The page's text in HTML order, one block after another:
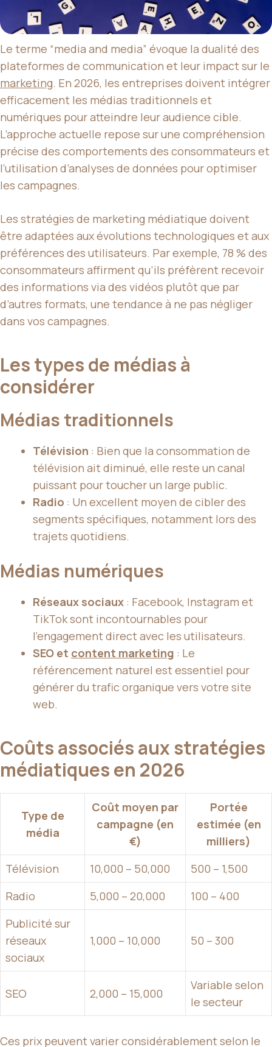
Le terme “media and media” évoque la dualité des
plateformes de communication et leur impact sur le
marketing. En 2026, les entreprises doivent intégrer
efficacement les médias traditionnels et
numériques pour atteindre leur audience cible.
L’approche actuelle repose sur une compréhension
précise des comportements des consommateurs et
l’utilisation d’analyses de données pour optimiser
les campagnes.
Les stratégies de marketing médiatique doivent
être adaptées aux évolutions technologiques et aux
préférences des utilisateurs. Par exemple, 78 % des
consommateurs affirment qu’ils préfèrent recevoir
des informations via des vidéos plutôt que par
d’autres formats, une tendance à ne pas négliger
dans vos campagnes.
Les types de médias à
considérer
Médias traditionnels
Télévision : Bien que la consommation de
télévision ait diminué, elle reste un canal
puissant pour toucher un large public.
Radio : Un excellent moyen de cibler des
segments spécifiques, notamment lors des
trajets quotidiens.
Médias numériques
Réseaux sociaux : Facebook, Instagram et
TikTok sont incontournables pour
l’engagement direct avec les utilisateurs.
SEO et content marketing : Le
référencement naturel est essentiel pour
générer du trafic organique vers votre site
web.
Coûts associés aux stratégies
médiatiques en 2026
Type de
média
Coût moyen par
campagne (en
€)
Portée
estimée (en
milliers)
Télévision
10,000 – 50,000
500 – 1,500
Radio
5,000 – 20,000
100 – 400
Publicité sur
réseaux
sociaux
1,000 – 10,000 50 – 300
SEO 2,000 – 15,000
Variable selon
le secteur
Ces prix peuvent varier considérablement selon le